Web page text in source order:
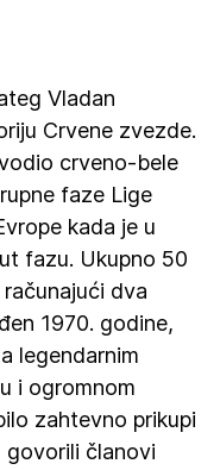
Vladan
Crvene zvezde.
crveno-bele
faze Lige
kada je u
fazu. Ukupno 50
dva
1970. godine,
legendarnim
i ogromnom
zahtevno prikupi
govorili članovi